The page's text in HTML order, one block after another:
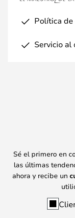
Política
Servicio
Sé el primero en
las últimas
ahora y recibe un